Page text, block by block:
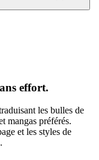
effort.
les bulles de
mangas préférés.
et les styles de